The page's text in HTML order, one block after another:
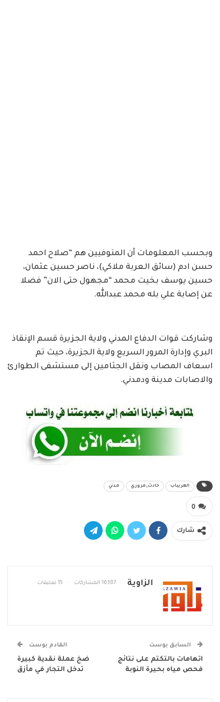
وبحسب المعلومات أن المتوفيين هم “صلاح احمد
حسن ادم (سائق العربة ملاكي)، ناصر حسين عثمان،
حسين يوسف بخيت محمد “مجهول حتى الان” فضلا
عن إصابة علي بله محمد عبدالله.
وشاركت قوات الدفاع المدني ولاية الجزيرة قسم الإنقاذ
البري وإدارة المرور السريع ولاية الجزيرة، حيث تم
اسعاف المصاب ونقل الجثامين إلى مستشفى الطوارئ
والاصابات مدينة ودمدني.
العريباب حادث_مروري مدني
0
شارك
الزاوية 16387 المشاركات 15 تعليقات
السابق بوست
اتهامات بالتكتم على نتائج
فحص مياه بحيرة النوبة
القادم بوست
ضخ عملة نقدية كبيرة
تدخل التجار في مأزق